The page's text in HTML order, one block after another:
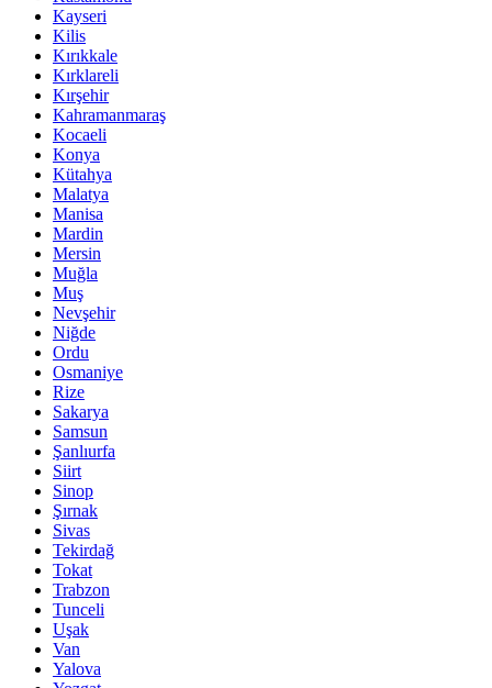
Kayseri
Kilis
Kırıkkale
Kırklareli
Kırşehir
Kahramanmaraş
Kocaeli
Konya
Kütahya
Malatya
Manisa
Mardin
Mersin
Muğla
Muş
Nevşehir
Niğde
Ordu
Osmaniye
Rize
Sakarya
Samsun
Şanlıurfa
Siirt
Sinop
Şırnak
Sivas
Tekirdağ
Tokat
Trabzon
Tunceli
Uşak
Van
Yalova